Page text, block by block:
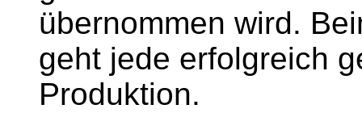
übernommen wird.
geht jede erfolgreich
Produktion.